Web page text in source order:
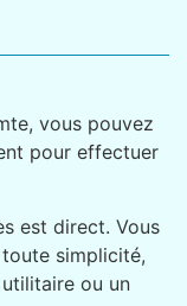
vous pouvez
pour effectuer
est direct. Vous
simplicité,
ou un